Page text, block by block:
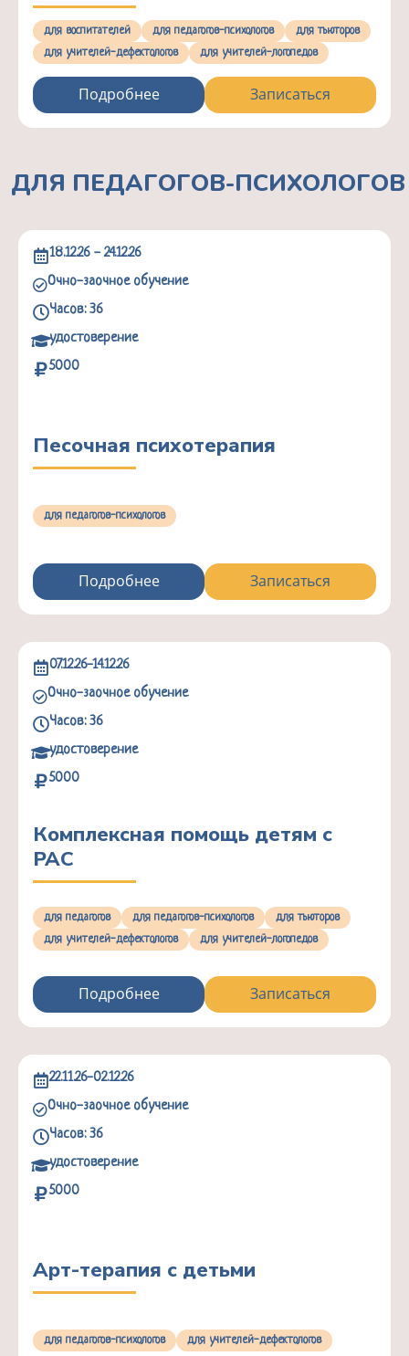
для воспитателей для педагогов-психологов
для тьюторов
для учителей-дефектологов
для учителей-логопедов
Подробнее Записаться
ДЛЯ ПЕДАГОГОВ-ПСИХОЛОГОВ
18.12.26 - 24.12.26
Очно-заочное обучение
Часов: 36
удостоверение
5000
Песочная психотерапия
для педагогов-психологов
Подробнее Записаться
07.12.26-14.12.26
Очно-заочное обучение
Часов: 36
удостоверение
5000
Комплексная помощь детям с
РАС
для педагогов для педагогов-психологов
для тьюторов
для учителей-дефектологов
для учителей-логопедов
Подробнее Записаться
22.11.26-02.12.26
Очно-заочное обучение
Часов: 36
удостоверение
5000
Арт-терапия с детьми
для педагогов-психологов для учителей-дефектологов